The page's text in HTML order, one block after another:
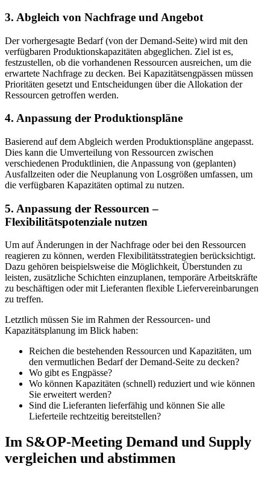
3. Abgleich von Nachfrage und Angebot
Der vorhergesagte Bedarf (von der Demand-Seite) wird mit den
verfügbaren Produktionskapazitäten abgeglichen. Ziel ist es,
festzustellen, ob die vorhandenen Ressourcen ausreichen, um die
erwartete Nachfrage zu decken. Bei Kapazitätsengpässen müssen
Prioritäten gesetzt und Entscheidungen über die Allokation der
Ressourcen getroffen werden.
4. Anpassung der Produktionspläne
Basierend auf dem Abgleich werden Produktionspläne angepasst.
Dies kann die Umverteilung von Ressourcen zwischen
verschiedenen Produktlinien, die Anpassung von (geplanten)
Ausfallzeiten oder die Neuplanung von Losgrößen umfassen, um
die verfügbaren Kapazitäten optimal zu nutzen.
5. Anpassung der Ressourcen –
Flexibilitätspotenziale nutzen
Um auf Änderungen in der Nachfrage oder bei den Ressourcen
reagieren zu können, werden Flexibilitätsstrategien berücksichtigt.
Dazu gehören beispielsweise die Möglichkeit, Überstunden zu
leisten, zusätzliche Schichten einzuplanen, temporäre Arbeitskräfte
zu beschäftigen oder mit Lieferanten flexible Liefervereinbarungen
zu treffen.
Letztlich müssen Sie im Rahmen der Ressourcen- und
Kapazitätsplanung im Blick haben:
Reichen die bestehenden Ressourcen und Kapazitäten, um
den vermutlichen Bedarf der Demand-Seite zu decken?
Wo gibt es Engpässe?
Wo können Kapazitäten (schnell) reduziert und wie können
Sie erweitert werden?
Sind die Lieferanten lieferfähig und können Sie alle
Lieferteile rechtzeitig bereitstellen?
Im S&OP-Meeting Demand und Supply
vergleichen und abstimmen